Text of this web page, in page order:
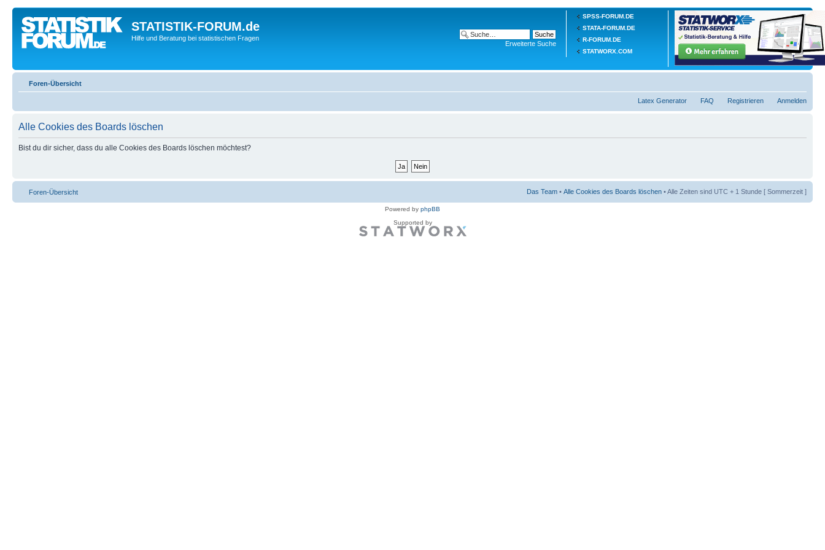
SPSS-FORUM.DE
STATA-FORUM.DE
R-FORUM.DE
STATWORX.COM
STATISTIK-FORUM.de
Hilfe und Beratung bei statistischen Fragen
Erweiterte Suche
Foren-Übersicht
Latex Generator FAQ Registrieren Anmelden
Alle Cookies des Boards löschen
Bist du dir sicher, dass du alle Cookies des Boards löschen möchtest?
Foren-Übersicht Das Team • Alle Cookies des Boards löschen • Alle Zeiten sind UTC + 1 Stunde [ Sommerzeit ]
Powered by phpBB
Supported by